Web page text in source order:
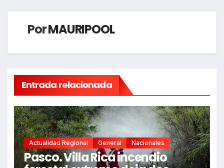
PorMAURIPOOL
Entrada relacionada
Actualidad Regional General Nacionales
Pasco. Villa Rica incendio